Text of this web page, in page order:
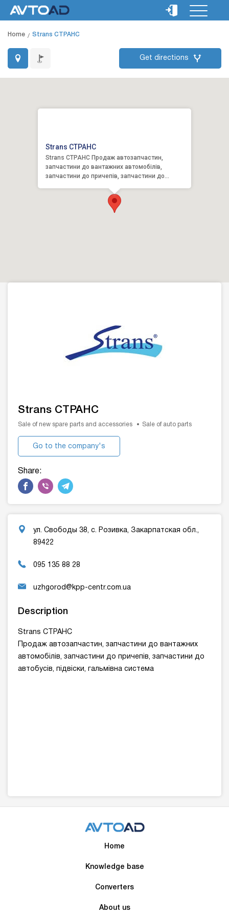
Home Strans СТРАНС
Get directions
Strans СТРАНС
Strans СТРАНС Продаж автозапчастин,
запчастини до вантажних автомобілів,
запчастини до причепів, запчастини до
Strans СТРАНС
Sale of new spare parts and accessories Sale of auto parts
Go to the company's
Share:
ул. Свободы 38, с. Розивка, Закарпатская обл.,
89422
095 135 88 28
uzhgorod@kpp-centr.com.ua
Description
Strans СТРАНС
Продаж автозапчастин, запчастини до вантажних
автомобілів, запчастини до причепів, запчастини до
автобусів, підвіски, гальмівна система
Home
Knowledge base
Converters
About us